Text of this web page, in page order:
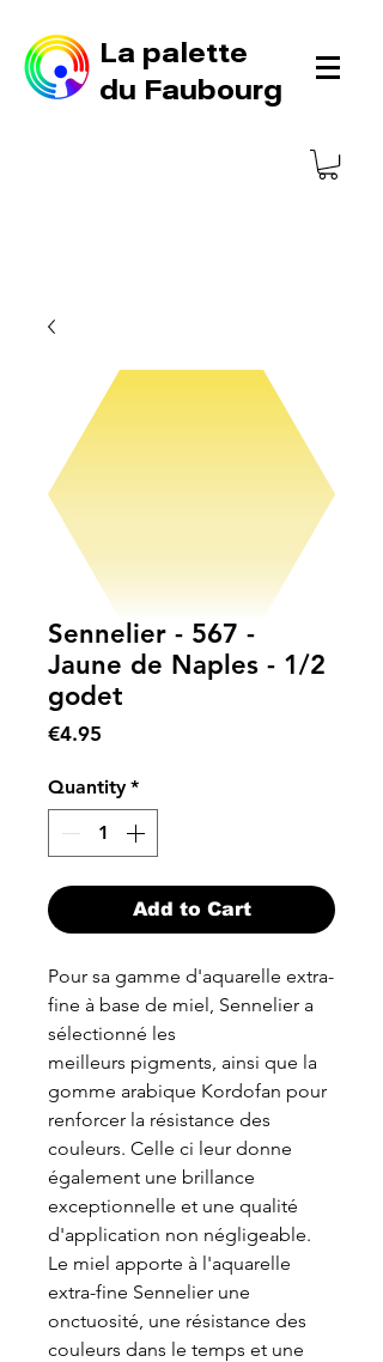
La palette
du Faubourg
Sennelier - 567 -
Jaune de Naples - 1/2
godet
€4.95
Quantity *
Add to Cart
Pour sa gamme d'aquarelle extra-
fine à base de miel, Sennelier a
sélectionné les
meilleurs pigments, ainsi que la
gomme arabique Kordofan pour
renforcer la résistance des
couleurs. Celle ci leur donne
également une brillance
exceptionnelle et une qualité
d'application non négligeable.
Le miel apporte à l'aquarelle
extra-fine Sennelier une
onctuosité, une résistance des
couleurs dans le temps et une